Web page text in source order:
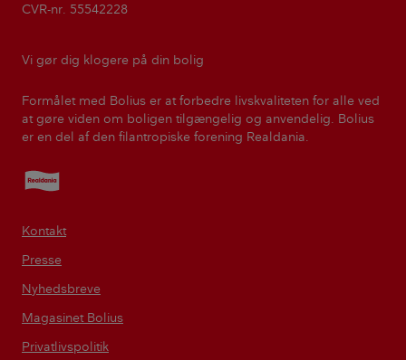
CVR-nr. 55542228
Vi gør dig klogere på din bolig
Formålet med Bolius er at forbedre livskvaliteten for alle ved
at gøre viden om boligen tilgængelig og anvendelig. Bolius
er en del af den filantropiske forening Realdania.
Realdania
Kontakt
Presse
Nyhedsbreve
Magasinet Bolius
Privatlivspolitik